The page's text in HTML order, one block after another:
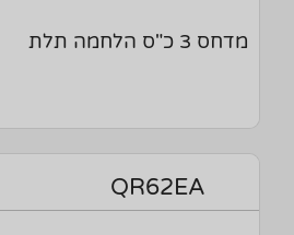
מדחס 3 כ"ס הלחמה תלת
QR62EA